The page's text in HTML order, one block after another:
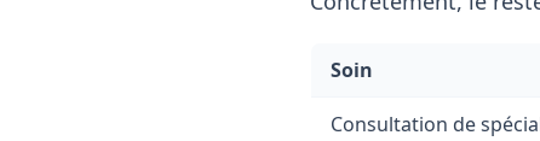
Soin
Consultation de